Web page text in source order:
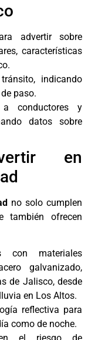
advertir sobre
características
indicando
paso.
conductores y
datos sobre
en
no solo cumplen
también ofrecen
con materiales
galvanizado,
de Jalisco, desde
en Los Altos.
reflectiva para
como de noche.